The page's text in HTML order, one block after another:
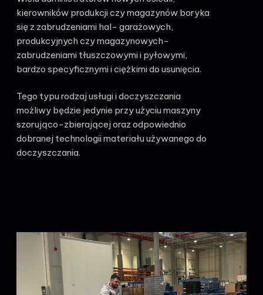
kierowników produkcji czy magazynów boryka
się z zabrudzeniami hal- garażowych,
produkcyjnych czy magazynowych-
zabrudzeniami tłuszczowymi i pyłowymi,
bardzo specyficznymi i ciężkimi do usunięcia.
Tego typu rodzaj usługi i doczyszczania
możliwy będzie jedynie przy użyciu maszyny
szorująco-zbierającej oraz odpowiednio
dobranej technologii materiału używanego do
doczyszczania.